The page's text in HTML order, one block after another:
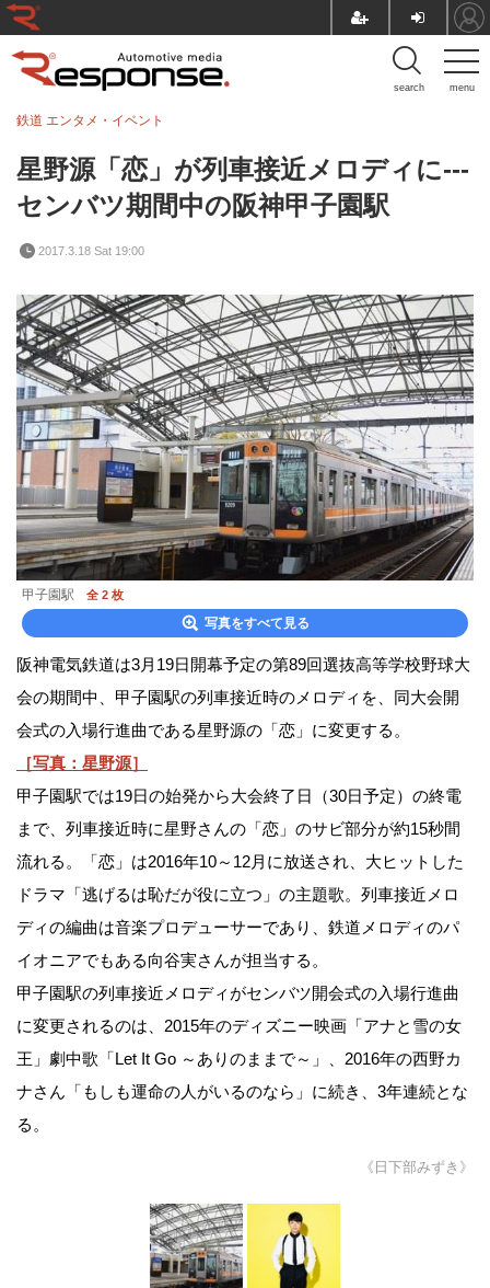
menu
search
星野源「恋」が列車接近メロディに---
センバツ期間中の阪神甲子園駅
鉄道 エンタメ・イベント
2017.3.18 Sat 19:00
甲子園駅 全 2 枚
写真をすべて見る
阪神電気鉄道は3月19日開幕予定の第89回選抜高等学校野球大
会の期間中、甲子園駅の列車接近時のメロディを、同大会開
会式の入場行進曲である星野源の「恋」に変更する。
［写真：星野源］
甲子園駅では19日の始発から大会終了日（30日予定）の終電
まで、列車接近時に星野さんの「恋」のサビ部分が約15秒間
流れる。「恋」は2016年10～12月に放送され、大ヒットした
ドラマ「逃げるは恥だが役に立つ」の主題歌。列車接近メロ
ディの編曲は音楽プロデューサーであり、鉄道メロディのパ
イオニアでもある向谷実さんが担当する。
甲子園駅の列車接近メロディがセンバツ開会式の入場行進曲
に変更されるのは、2015年のディズニー映画「アナと雪の女
王」劇中歌「Let It Go ～ありのままで～」、2016年の西野カ
ナさん「もしも運命の人がいるのなら」に続き、3年連続とな
る。
《日下部みずき》